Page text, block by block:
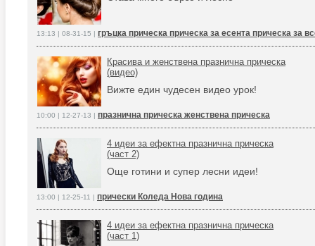
13:13 | 08-31-15 | гръцка прическа прическа за есента прическа за
Красива и женствена празнична прическа
(видео)
Вижте един чудесен видео урок!
10:00 | 12-27-13 | празнична прическа женствена прическа
4 идеи за ефектна празнична прическа
(част 2)
Още готини и супер лесни идеи!
13:00 | 12-25-11 | прически Коледа Нова година
4 идеи за ефектна празнична прическа
(част 1)